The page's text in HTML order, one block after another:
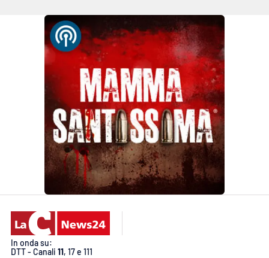
In onda su:
DTT - Canali 11, 17 e 111